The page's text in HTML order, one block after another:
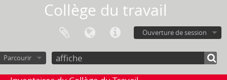
Collège du travail
Ouverture de session
Parcourir